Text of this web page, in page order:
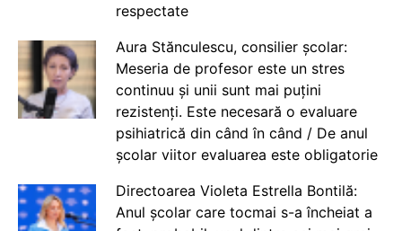
respectate
Aura Stănculescu, consilier școlar:
Meseria de profesor este un stres
continuu și unii sunt mai puțini
rezistenți. Este necesară o evaluare
psihiatrică din când în când / De anul
școlar viitor evaluarea este obligatorie
Directoarea Violeta Estrella Bontilă:
Anul școlar care tocmai s-a încheiat a